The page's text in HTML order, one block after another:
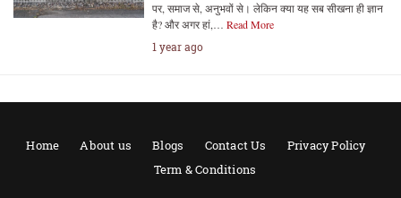
पर, समाज से, अनुभवों से। लेकिन क्या यह सब सीखना ही ज्ञान
है? और अगर हां,… Read More
1 year ago
Home About us Blogs Contact Us
Privacy Policy
Term & Conditions